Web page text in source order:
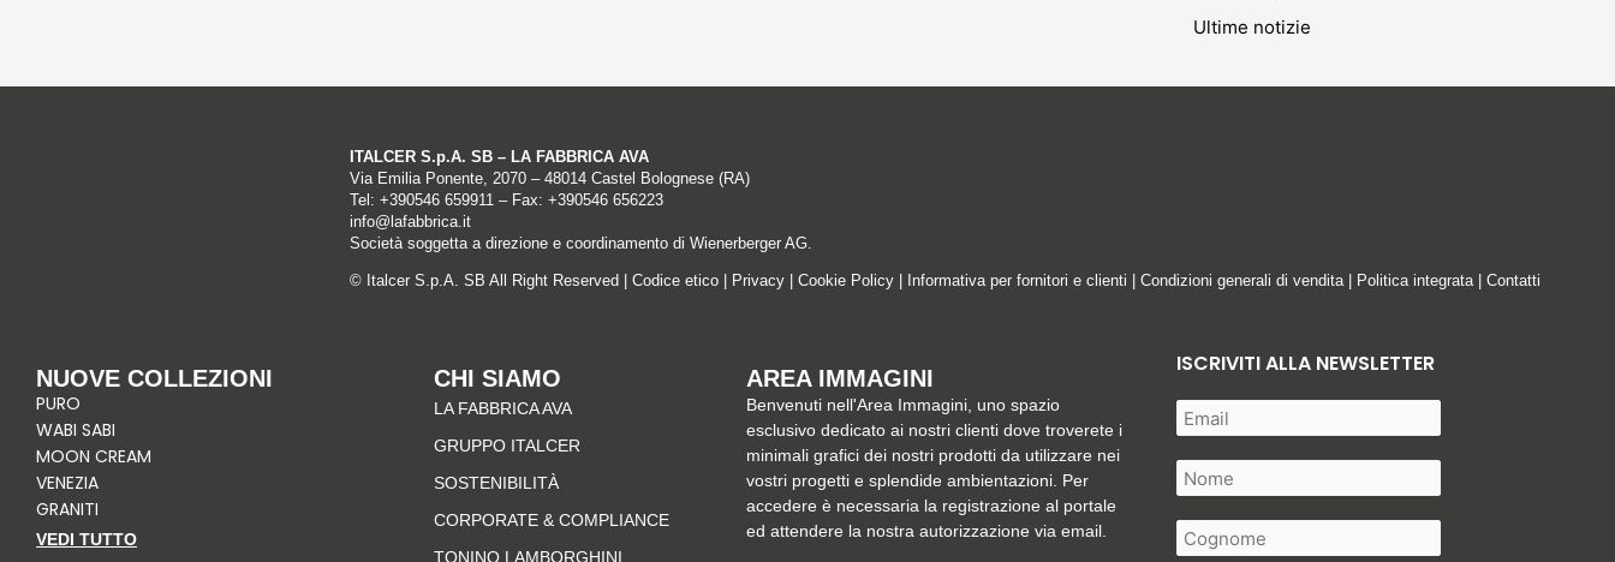
Ultime notizie
ITALCER S.p.A. SB – LA FABBRICA AVA
Via Emilia Ponente, 2070 – 48014 Castel Bolognese (RA)
Tel: +390546 659911– Fax: +390546 656223
info@lafabbrica.it
Società soggetta a direzione e coordinamento di Wienerberger AG.
© Italcer S.p.A. SB All Right Reserved | Codice etico| Privacy| Cookie Policy| Informativa per fornitori e clienti Condizioni generali di vendita| Politica integrata| Contatti
NUOVE COLLEZIONI
PURO
WABI SABI
MOON CREAM
VENEZIA
GRANITI
VEDI TUTTO
CHI SIAMO
LA FABBRICA AVA
GRUPPO ITALCER
SOSTENIBILITÀ
CORPORATE & COMPLIANCE
TONINO LAMBORGHINI
AREA IMMAGINI
Benvenuti nell'Area Immagini, uno spazio
esclusivo dedicato ai nostri clienti dove troverete i
minimali grafici dei nostri prodotti da utilizzare nei
vostri progetti e splendide ambientazioni. Per
accedere è necessaria la registrazione al portale
ed attendere la nostra autorizzazione via email.
ISCRIVITI ALLA NEWSLETTER